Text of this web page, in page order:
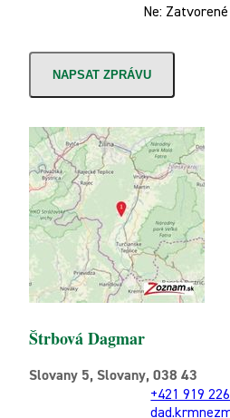
Ne: Zatvorené
NAPSAT ZPRÁVU
Štrbová Dagmar
Slovany 5, Slovany, 038 43
+421 919